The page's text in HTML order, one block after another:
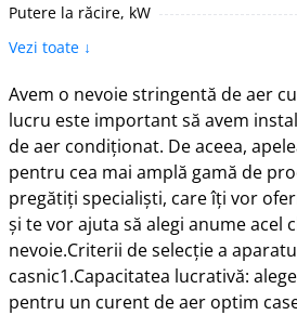
Putere la răcire, kW
Vezi toate ↓
Avem o nevoie stringentă de aer
lucru este important să avem
de aer condiționat. De aceea,
pentru cea mai amplă gamă de
pregătiți specialiști, care îți vor
și te vor ajuta să alegi anume acel
nevoie.Criterii de selecție a
casnic1.Capacitatea lucrativă:
pentru un curent de aer optim